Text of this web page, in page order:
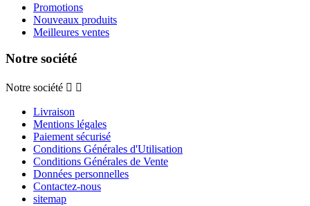
Promotions
Nouveaux produits
Meilleures ventes
Notre société
Notre société  
Livraison
Mentions légales
Paiement sécurisé
Conditions Générales d'Utilisation
Conditions Générales de Vente
Données personnelles
Contactez-nous
sitemap